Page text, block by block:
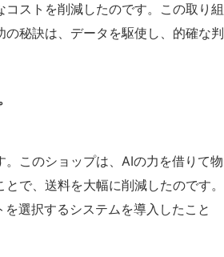
ストを削減したのです。この取り組
秘訣は、データを駆使し、的確な判
このショップは、AIの力を借りて物
で、送料を大幅に削減したのです。
選択するシステムを導入したこと